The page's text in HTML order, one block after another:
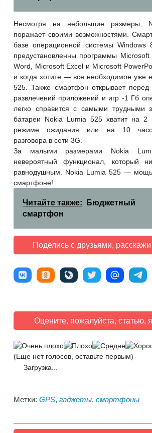
Несмотря на небольшие размеры,
поражает своими возможностями.
базе операционной системы
предустановленны программы
Word, Microsoft Excel и Microsoft
и когда хотите — все необходимое уже
525. Также смартфон открывает
развлечений приложений и игр -1 Гб
легко справится с самыми трудными
батареи Nokia Lumia 525 хватит на 2
режиме ожидания или на 10
разговора в сети 3G.
За малыми размерами Nokia
невероятный функционал, который
равнодушным. Nokia Lumia 525 —
смартфоне!
Читайте также:
Бюджетный
смартфон
Поделись с друзьями,
Оцените, пожалуйста, статью,
(Еще нет голосов, оставьте первым)
Загрузка...
Метки: GPS, гаджеты, смартфоны